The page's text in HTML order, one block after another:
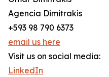
Agencia Dimitrakis
+593 98 790 6373
email us here
Visit us on social media:
LinkedIn